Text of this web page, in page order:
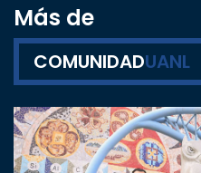
Más de
COMUNIDADUANL